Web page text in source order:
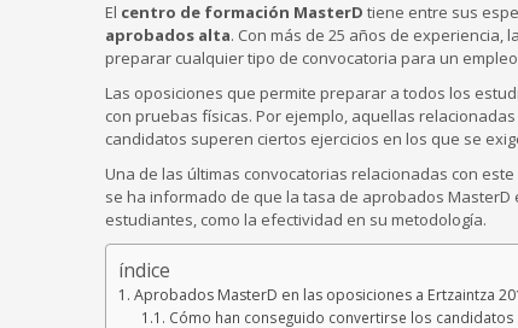
El centro de formación MasterD tiene entre sus
aprobados alta. Con más de 25 años de
preparar cualquier tipo de convocatoria para un
Las oposiciones que permite preparar a todos los
con pruebas físicas. Por ejemplo, aquellas relacionadas
candidatos superen ciertos ejercicios en los que se
Una de las últimas convocatorias relacionadas con
se ha informado de que la tasa de aprobados
estudiantes, como la efectividad en su metodología.
índice
Aprobados MasterD en las oposiciones a Ertzaintza
Cómo han conseguido convertirse los